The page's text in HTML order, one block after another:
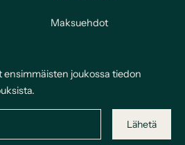
Maksuehdot
ensimmäisten joukossa tiedon
Lähetä